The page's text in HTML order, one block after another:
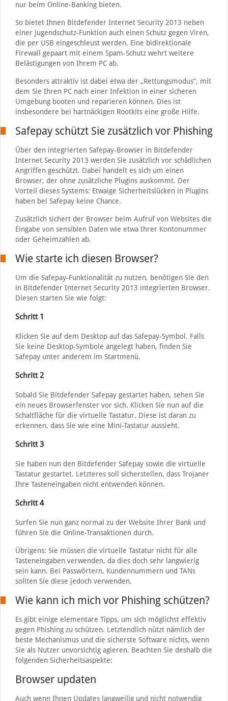
nur beim Online-Banking bieten.
So bietet Ihnen Bitdefender Internet Security 2013 neben
einer Jugendschutz-Funktion auch einen Schutz gegen Viren,
die per USB eingeschleust werden. Eine bidirektionale
Firewall gepaart mit einem Spam-Schutz wehrt weitere
Belästigungen von Ihrem PC ab.
Besonders attraktiv ist dabei etwa der „Rettungsmodus“, mit
dem Sie Ihren PC nach einer Infektion in einer sicheren
Umgebung booten und reparieren können. Dies ist
insbesondere bei hartnäckigen Rootkits eine große Hilfe.
Safepay schützt Sie zusätzlich vor Phishing
Über den integrierten Safepay-Browser in Bitdefender
Internet Security 2013 werden Sie zusätzlich vor schädlichen
Angriffen geschützt. Dabei handelt es sich um einen
Browser, der ohne zusätzliche Plugins auskommt. Der
Vorteil dieses Systems: Etwaige Sicherheitslücken in Plugins
haben bei Safepay keine Chance.
Zusätzlich sichert der Browser beim Aufruf von Websites die
Eingabe von sensiblen Daten wie etwa Ihrer Kontonummer
oder Geheimzahlen ab.
Wie starte ich diesen Browser?
Um die Safepay-Funktionalität zu nutzen, benötigen Sie den
in Bitdefender Internet Security 2013 integrierten Browser.
Diesen starten Sie wie folgt:
Schritt 1
Klicken Sie auf dem Desktop auf das Safepay-Symbol. Falls
Sie keine Desktop-Symbole angelegt haben, finden Sie
Safepay unter anderem im Startmenü.
Schritt 2
Sobald Sie Bitdefender Safepay gestartet haben, sehen Sie
ein neues Browserfenster vor sich. Klicken Sie nun auf die
Schaltfläche für die virtuelle Tastatur. Diese ist daran zu
erkennen, dass Sie wie eine Mini-Tastatur aussieht.
Schritt 3
Sie haben nun den Bitdefender Safepay sowie die virtuelle
Tastatur gestartet. Letzteres soll sicherstellen, dass Trojaner
Ihre Tasteneingaben nicht entwenden können.
Schritt 4
Surfen Sie nun ganz normal zu der Website Ihrer Bank und
führen Sie die Online-Transaktionen durch.
Übrigens: Sie müssen die virtuelle Tastatur nicht für alle
Tasteneingaben verwenden, da dies doch sehr langwierig
sein kann. Bei Passwörtern, Kundennummern und TANs
sollten Sie diese jedoch verwenden.
Wie kann ich mich vor Phishing schützen?
Es gibt einige elementare Tipps, um sich möglichst effektiv
gegen Phishing zu schützen. Letztendlich nützt nämlich der
beste Mechanismus und die sicherste Software nichts, wenn
Sie als Nutzer unvorsichtig agieren. Beachten Sie deshalb die
folgenden Sicherheitsaspekte:
Browser updaten
Auch wenn Ihnen Updates langweilig und nicht notwendig